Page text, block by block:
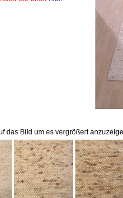
das Bild um es vergrößert